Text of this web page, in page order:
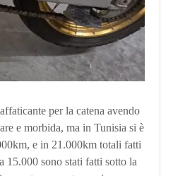
per la catena avendo
e morbida, ma in Tunisia si è
e in 21.000km totali fatti
15.000 sono stati fatti sotto la